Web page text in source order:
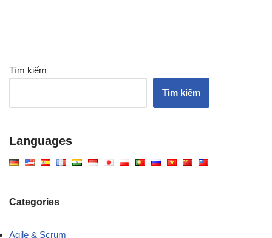
Tìm kiếm
Tìm kiếm
Languages
Categories
Agile & Scrum